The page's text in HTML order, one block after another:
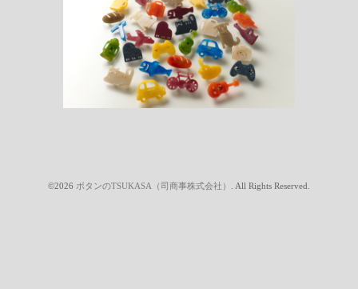
©2026 ボタンのTSUKASA（司商事株式会社） . All Rights Reserved.